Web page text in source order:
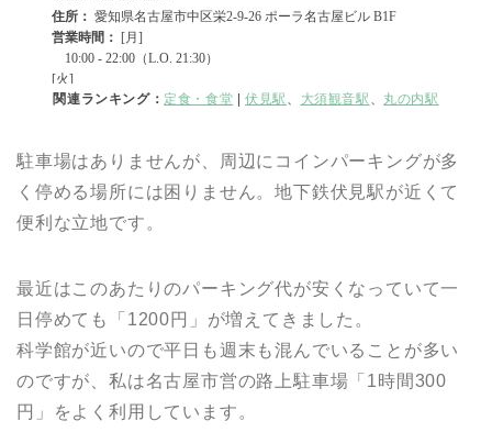
関連ランキング： 定食・食堂 |伏見駅 、 大須観音駅 、 丸の内駅
駐車場はありませんが、周辺にコインパーキングが多
く停める場所には困りません。地下鉄伏見駅が近くて
便利な立地です。
最近はこのあたりのパーキング代が安くなっていて一
日停めても「1200円」が増えてきました。
科学館が近いので平日も週末も混んでいることが多い
のですが、私は名古屋市営の路上駐車場「1時間300
円」をよく利用しています。